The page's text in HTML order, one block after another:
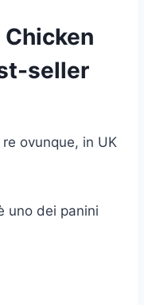
seller
ovunque, in UK
uno dei panini